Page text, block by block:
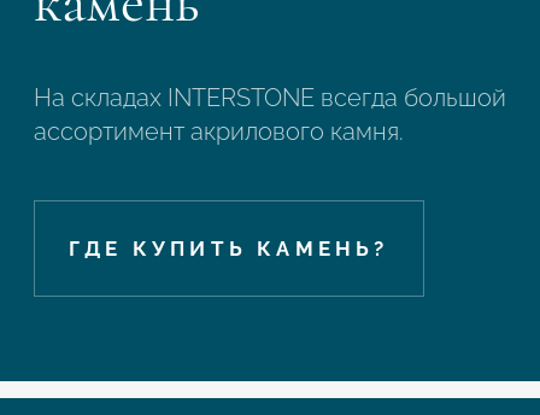
На складах INTERSTONE всегда большой
ассортимент акрилового камня.
ГДЕ КУПИТЬ КАМЕНЬ?